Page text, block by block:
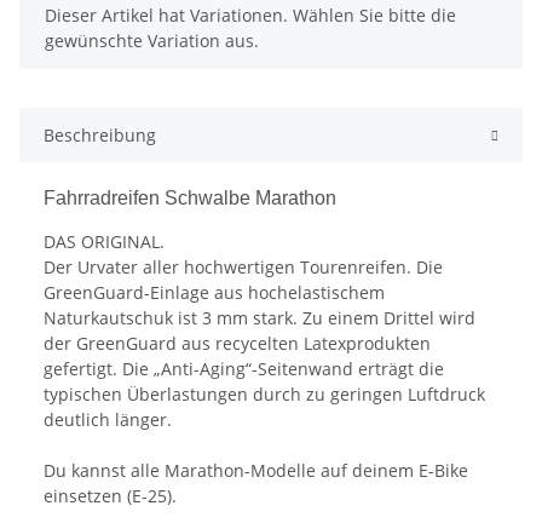
x
Dieser Artikel hat Variationen. Wählen Sie bitte die
gewünschte Variation aus.
Beschreibung
Fahrradreifen Schwalbe Marathon
DAS ORIGINAL.
Der Urvater aller hochwertigen Tourenreifen. Die
GreenGuard-Einlage aus hochelastischem
Naturkautschuk ist 3 mm stark. Zu einem Drittel wird
der GreenGuard aus recycelten Latexprodukten
gefertigt. Die „Anti-Aging“-Seitenwand erträgt die
typischen Überlastungen durch zu geringen Luftdruck
deutlich länger.
Du kannst alle Marathon-Modelle auf deinem E-Bike
einsetzen (E-25).